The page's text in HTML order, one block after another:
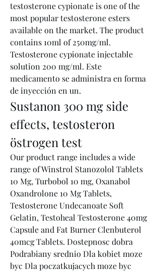
testosterone cypionate is one of the
most popular testosterone esters
available on the market. The product
contains 10ml of 250mg/ml.
Testosterone cypionate injectable
solution 200 mg/ml. Este
medicamento se administra en forma
de inyección en un.
Sustanon 300 mg side
effects, testosteron
östrogen test
Our product range includes a wide
range of Winstrol Stanozolol Tablets
10 Mg, Turbobol 10 mg, Oxanabol
Oxandrolone 10 Mg Tablets,
Testosterone Undecanoate Soft
Gelatin, Testoheal Testosterone 40mg
Capsule and Fat Burner Clenbuterol
40mcg Tablets. Dostepnosc dobra
Podrabiany srednio Dla kobiet moze
byc Dla poczatkujacych moze byc